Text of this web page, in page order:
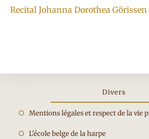
artikelen
Recital Johanna Dorothea Görissen
Divers
Mentions légales et respect de la vie
L'école belge de la harpeOpent